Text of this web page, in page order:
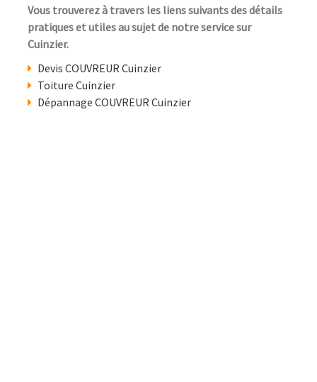
Vous trouverez à travers les liens suivants des détails
pratiques et utiles au sujet de notre service sur
Cuinzier.
Devis COUVREUR Cuinzier
Toiture Cuinzier
Dépannage COUVREUR Cuinzier